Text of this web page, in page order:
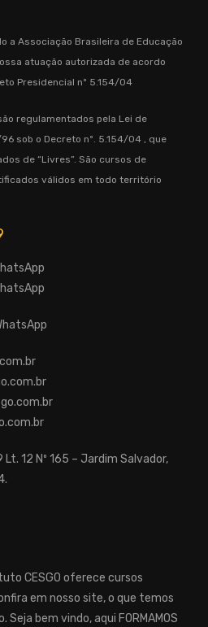
a Associação Brasileira de Educação
atuação autorizada de acordo
Presidencial nº 5.154/04
regulamentados pela Lei de
sob o Decreto nº. 5.154/04 , que
de “Livres”. São cursos de
válidos em todo território
Lt. 12 Nº 165 – Jardim Salvador,
CESGO oferece cursos
em nosso site, o que temos
bem vindo, aqui FORMAMOS